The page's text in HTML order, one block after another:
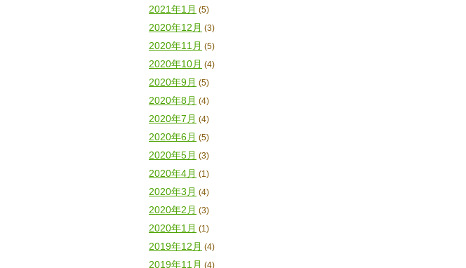
2021年1月 (5)
2020年12月 (3)
2020年11月 (5)
2020年10月 (4)
2020年9月 (5)
2020年8月 (4)
2020年7月 (4)
2020年6月 (5)
2020年5月 (3)
2020年4月 (1)
2020年3月 (4)
2020年2月 (3)
2020年1月 (1)
2019年12月 (4)
2019年11月 (4)